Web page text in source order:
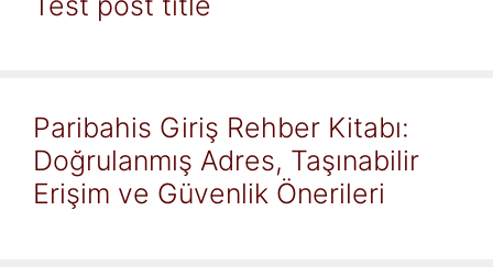
Paribahis Giriş Rehber Kitabı:
Doğrulanmış Adres, Taşınabilir
Erişim ve Güvenlik Önerileri